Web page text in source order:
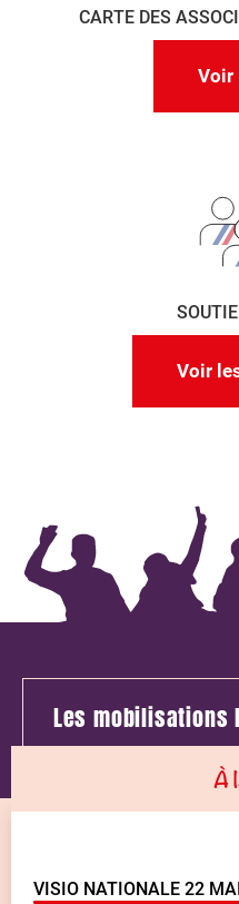
CARTE DES
Voir
Voir
Les mobilisations
À
VISIO NATIONALE 22